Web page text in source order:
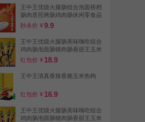
王中王优级火腿肠组合泡面搭档
肠肉质煎烤肠鸡肉肠休闲零食品
小吃
秒杀价 ¥9.9
王中王优级火腿肠美味嗨吃组合
鸡肉肠泡面肠猪肉肠香甜王玉米
肠
红包价 ¥ 18.9
王中王清真香辣香脆玉米热狗
红包价 ¥ 16.9
王中王优级火腿肠美味嗨吃组合
鸡肉肠泡面肠猪肉肠香甜王玉米